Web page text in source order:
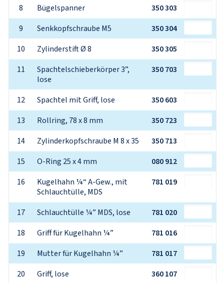
8
Bügelspanner
350 303
9
Senkkopfschraube M5
350 304
10
Zylinderstift Ø 8
350 305
11
Spachtelschieberkörper 3”,
lose
350 703
12 Spachtel mit Griff, lose
350 603
13
Rollring, 78 x 8 mm
350 723
14
Zylinderkopfschraube M 8 x 35
350 713
15
O-Ring 25 x 4 mm
080 912
16
Kugelhahn ¼“ A-Gew., mit
Schlauchtülle, MDS
781 019
17 Schlauchtülle ¼” MDS, lose
781 020
18
Griff für Kugelhahn ¼”
781 016
19
Mutter für Kugelhahn ¼”
781 017
20
Griff, lose
360 107